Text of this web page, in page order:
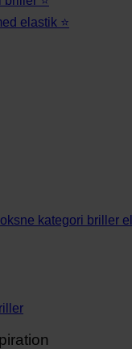
elastik ⭐